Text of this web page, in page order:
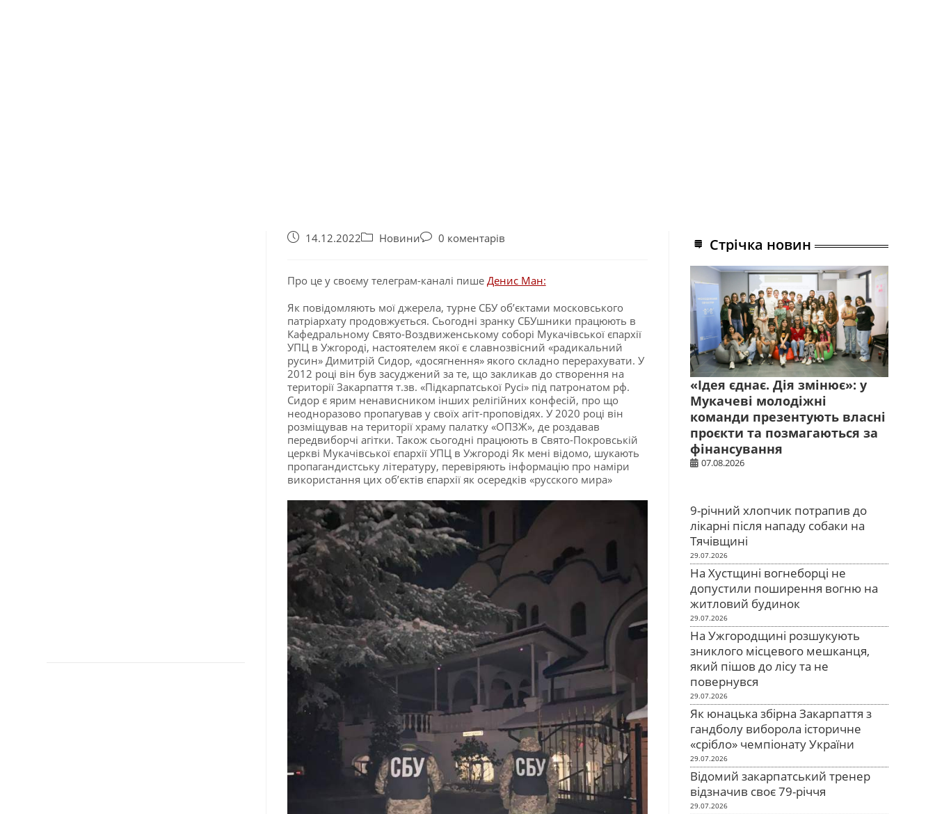
14.12.2022 Новини 0 коментарів
Про це у своєму телеграм-каналі пише Денис Ман:
Як повідомляють мої джерела, турне СБУ об’єктами московського
патріархату продовжується. Сьогодні зранку СБУшники працюють в
Кафедральному Свято-Воздвиженському соборі Мукачівської єпархії
УПЦ в Ужгороді, настоятелем якої є славнозвісний «радикальний
русин» Димитрій Сидор, «досягнення» якого складно перерахувати. У
2012 році він був засуджений за те, що закликав до створення на
території Закарпаття т.зв. «Підкарпатської Русі» під патронатом рф.
Сидор є ярим ненависником інших релігійних конфесій, про що
неодноразово пропагував у своїх агіт-проповідях. У 2020 році він
розміщував на території храму палатку «ОПЗЖ», де роздавав
передвиборчі агітки. Також сьогодні працюють в Свято-Покровській
церкві Мукачівської єпархії УПЦ в Ужгороді Як мені відомо, шукають
пропагандистську літературу, перевіряють інформацію про наміри
використання цих об’єктів єпархії як осередків «русского мира»
Стрічка новин
«Ідея єднає. Дія змінює»: у
Мукачеві молодіжні
команди презентують власні
проєкти та позмагаються за
фінансування
07.08.2026
9-річний хлопчик потрапив до
лікарні після нападу собаки на
Тячівщині
29.07.2026
На Хустщині вогнеборці не
допустили поширення вогню на
житловий будинок
29.07.2026
На Ужгородщині розшукують
зниклого місцевого мешканця,
який пішов до лісу та не
повернувся
29.07.2026
Як юнацька збірна Закарпаття з
гандболу виборола історичне
«срібло» чемпіонату України
29.07.2026
Відомий закарпатський тренер
відзначив своє 79-річчя
29.07.2026